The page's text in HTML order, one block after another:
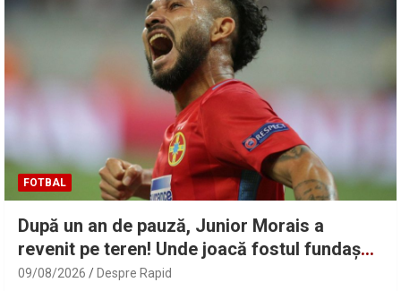
FOTBAL
După un an de pauză, Junior Morais a
revenit pe teren! Unde joacă fostul fundaș
de la FCSB | Sport.ro
09/08/2026 Despre Rapid